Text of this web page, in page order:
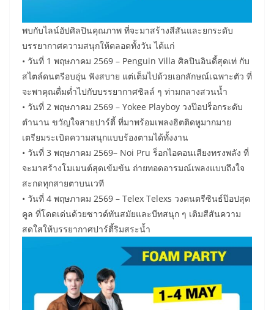
พบกับไลน์อัปศิลปินคุณภาพ ที่จะมาสร้างสีสันและยกระดับ
บรรยากาศความสนุกให้ตลอดทั้งวัน ได้แก่
• วันที่ 1 พฤษภาคม 2569 – Penguin Villa ศิลปินอินดี้สุดเท่ กับ
สไตล์ดนตรีอบอุ่น ฟังสบาย แต่เต็มไปด้วยเอกลักษณ์เฉพาะตัว ที่
จะพาคุณดื่มด่ำไปกับบรรยากาศชิลล์ ๆ ท่ามกลางสวนน้ำ
• วันที่ 2 พฤษภาคม 2569 – Yokee Playboy วงป๊อปร็อกระดับ
ตำนาน ขวัญใจสายปาร์ตี้ ที่มาพร้อมเพลงฮิตติดหูมากมาย
เตรียมระเบิดความสนุกแบบร้องตามได้ทั้งงาน
• วันที่ 3 พฤษภาคม 2569– Noi Pru ร็อกไอคอนเสียงทรงพลัง ที่
จะมาสร้างโมเมนต์สุดเข้มข้น ถ่ายทอดอารมณ์เพลงแบบถึงใจ
สะกดทุกสายตาบนเวที
• วันที่ 4 พฤษภาคม 2569 – Telex Telexs วงดนตรีซินธ์ป๊อปสุด
คูล ที่โดดเด่นด้วยซาวด์ทันสมัยและบีทสนุก ๆ เติมสีสันความ
สดใสให้บรรยากาศปาร์ตี้ริมสระน้ำ